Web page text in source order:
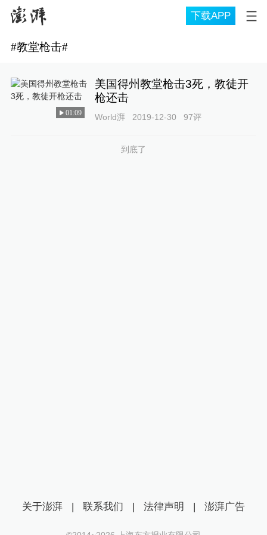
下载APP
#教堂枪击#
01:09
美国得州教堂枪击3死，教徒开
枪还击
World湃 2019-12-30 97评
到底了
关于澎湃 | 联系我们 | 法律声明 | 澎湃广告